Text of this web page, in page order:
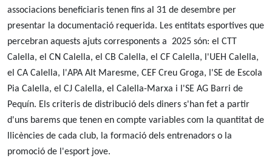
associacions beneficiaris tenen fins al 31 de desembre per
presentar la documentació requerida. Les entitats esportives que
percebran aquests ajuts corresponents a 2025 són: el CTT
Calella, el CN Calella, el CB Calella, el CF Calella, l'UEH Calella,
el CA Calella, l'APA Alt Maresme, CEF Creu Groga, l'SE de Escola
Pia Calella, el CJ Calella, el Calella-Marxa i l'SE AG Barri de
Pequín. Els criteris de distribució dels diners s'han fet a partir
d'uns barems que tenen en compte variables com la quantitat de
llicències de cada club, la formació dels entrenadors o la
promoció de l'esport jove.